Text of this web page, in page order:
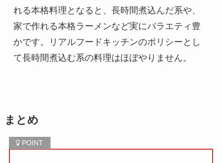
れる本格料理となると、長時間煮込んだ系や、
家で作れる本格ラーメンなど実にバラエティ豊
かです。リアルフードキッチンのポリシーとし
て長時間煮込む系の料理はほぼやりません。
まとめ